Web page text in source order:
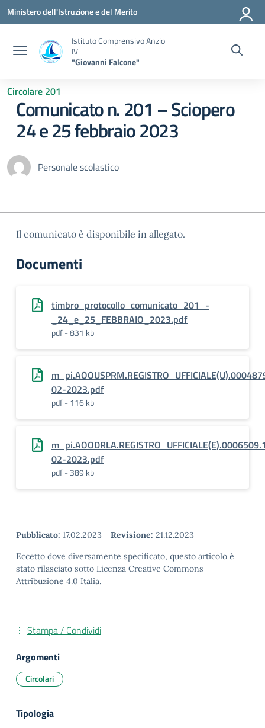
Vai ai contenuti
Vai al menu di navigazione
Vai al footer
Ministero dell'Istruzione e del Merito
Istituto Comprensivo Anzio
IV
"Giovanni Falcone"
Circolare 201
Comunicato n. 201 – Sciopero
24 e 25 febbraio 2023
Personale scolastico
Il comunicato è disponibile in allegato.
Documenti
timbro_protocollo_comunicato_201_-
_24_e_25_FEBBRAIO_2023.pdf
pdf - 831 kb
02-2023.pdf
pdf - 116 kb
02-2023.pdf
pdf - 389 kb
Pubblicato: 17.02.2023 - Revisione: 21.12.2023
Eccetto dove diversamente specificato, questo articolo è
stato rilasciato sotto Licenza Creative Commons
Attribuzione 4.0 Italia.
Stampa / Condividi
Argomenti
Circolari
Tipologia